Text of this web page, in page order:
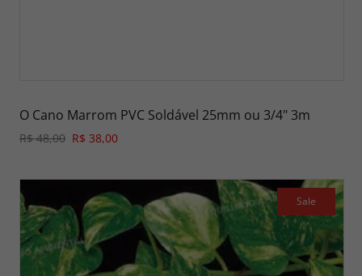
O Cano Marrom PVC Soldável 25mm ou 3/4" 3m
R$ 48,00 R$ 38,00
Sale